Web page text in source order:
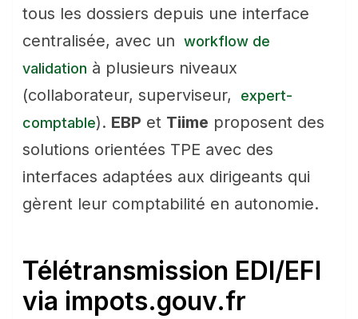
tous les dossiers depuis une interface
centralisée, avec un workflow de
validation à plusieurs niveaux
(collaborateur, superviseur,
expert-
comptable). EBP et Tiime proposent des
solutions orientées TPE avec des
interfaces adaptées aux dirigeants qui
gèrent leur comptabilité en autonomie.
Télétransmission EDI/EFI
via impots.gouv.fr